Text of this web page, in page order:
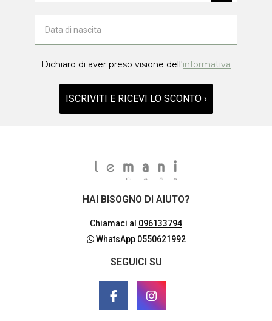
Dichiaro di aver preso visione dell'informativa
ISCRIVITI E RICEVI LO SCONTO ›
HAI BISOGNO DI AIUTO?
Chiamaci al 096133794
WhatsApp 0550621992
SEGUICI SU